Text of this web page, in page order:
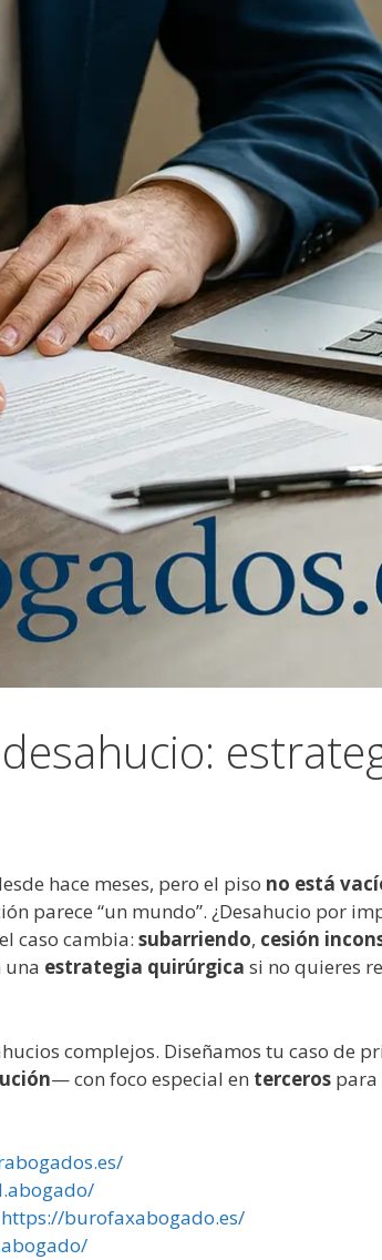
hace meses, pero el piso no está
parece “un mundo”. ¿Desahucio por
caso cambia: subarriendo, cesión
una estrategia quirúrgica si no quieres
complejos. Diseñamos tu caso de
— con foco especial en terceros para
https://burofaxabogado.es/